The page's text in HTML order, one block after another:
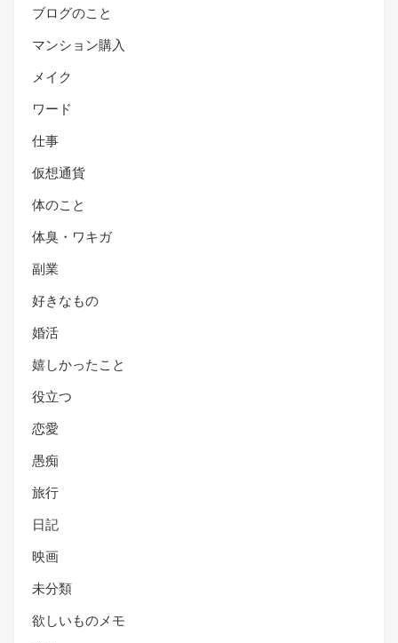
ブログのこと
マンション購入
メイク
ワード
仕事
仮想通貨
体のこと
体臭・ワキガ
副業
好きなもの
婚活
嬉しかったこと
役立つ
恋愛
愚痴
旅行
日記
映画
未分類
欲しいものメモ